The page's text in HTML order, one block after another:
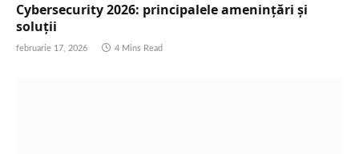
Cybersecurity 2026: principalele amenințări și
soluții
februarie 17, 2026 4 Mins Read